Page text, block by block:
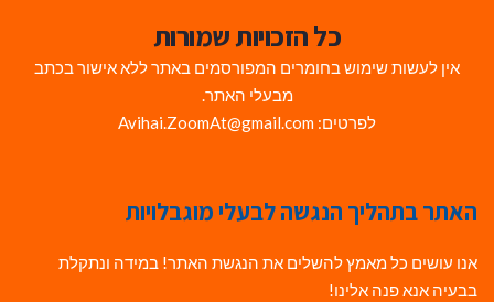
כל הזכויות שמורות
אין לעשות שימוש בחומרים המפורסמים באתר ללא אישור בכתב
מבעלי האתר.
לפרטים: Avihai.ZoomAt@gmail.com
האתר בתהליך הנגשה לבעלי מוגבלויות
אנו עושים כל מאמץ להשלים את הנגשת האתר! במידה ונתקלת
בבעיה אנא פנה אלינו!